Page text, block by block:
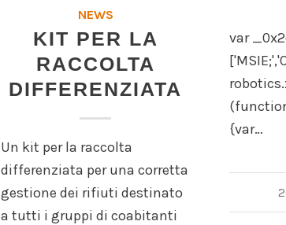
NEWS
KIT PER LA
RACCOLTA
DIFFERENZIATA
Un kit per la raccolta
differenziata per una corretta
gestione dei rifiuti destinato
a tutti i gruppi di coabitanti
var
{var…